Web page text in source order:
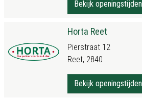
Bekijk openingstijden
Horta Reet
Pierstraat 12
Reet, 2840
Bekijk openingstijden